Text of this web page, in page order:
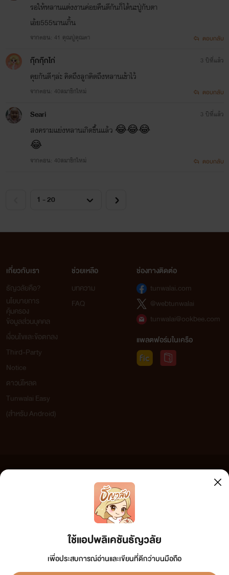
รอให้หลานแต่งงานค่อยคืนดีกันก็ได้นะปู่กับตา
เอ้ย555นานเกิ้น
จากตอน: 41 คุณปู่คุณตา ตอบกลับ
กุ๊กกุ๊กไก่
คุยกันดีๆล่ะ คิดถึงลูกคิดถึงหลานเข้าไว้
จากตอน: 40สมาชิกใหม่
3 ปีที่แล้ว
ตอบกลับ
Seari
สงครามแย่งหลานเกิดขึ้นแล้ว 😂😂😂
😂
จากตอน: 40สมาชิกใหม่
3 ปีที่แล้ว
ตอบกลับ
ใช้แอปพลิเคชันธัญวลัย
เพื่อประสบการณ์อ่านและเขียนที่ดีกว่าบนมือถือ
เกี่ยวกับเรา
ธัญวลัยคือ?
นโยบายการ
คุ้มครอง
ข้อมูลส่วนบุคคล
เงื่อนไขและข้อตกลง
Third-Party
Notice
ดาวน์โหลด
Tunwalai Easy
(สำหรับ Android)
ช่วยเหลือ
บทความ
FAQ
ช่องทางติดต่อ
tunwalai.com
@webtunwalai
tunwalai@ookbee.com
แพลตฟอร์มในเครือ
เว็บไซต์แห่งนี้ไม่ได้เห็นด้วยและไม่ขอรับผิดชอบต่อข้อความใดๆ ทั้งสิ้น ดังนั้นผู้อ่านทุกท่านโปรดใช้
วิจารณญาณในการกลั่นกรองด้วยตนเอง และหากท่านพบข้อความใดๆ ที่ขัดต่อกฎหมายและศีลธรรม
กรุณาแจ้งมาที่ tunwalai@ookbee.com เพื่อทีมงานจะได้ดำเนินการในทันที ทั้งนี้ ทางเว็บไซต์ขอสงวน
ลิขสิทธิ์ตามพระราชบัญญัติลิขสิทธิ์ (ฉบับเพิ่มเติม) พ.ศ.2558